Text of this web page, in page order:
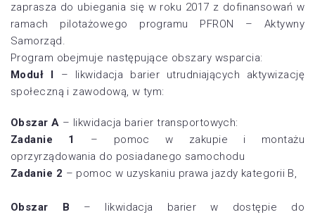
zaprasza do ubiegania się w roku 2017 z dofinansowań w
ramach pilotażowego programu PFRON – Aktywny
Samorząd.
Program obejmuje następujące obszary wsparcia:
Moduł I – likwidacja barier utrudniających aktywizację
społeczną i zawodową, w tym:
Obszar A – likwidacja barier transportowych:
Zadanie 1
– pomoc w zakupie i montażu
oprzyrządowania do posiadanego samochodu
Zadanie 2 – pomoc w uzyskaniu prawa jazdy kategorii B,
Obszar B – likwidacja barier w dostępie do